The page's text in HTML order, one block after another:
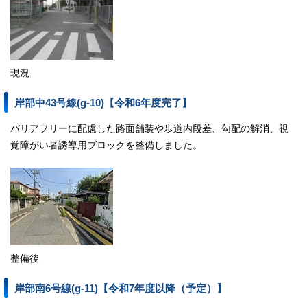
現況
岸部中43号線(g-10)【令和6年度完了】
バリアフリーに配慮した路面舗装や歩道内段差、勾配の解消、視
覚障がい者誘導用ブロックを整備しました。
整備後
岸部南6号線(g-11)【令和7年度以降（予定）】